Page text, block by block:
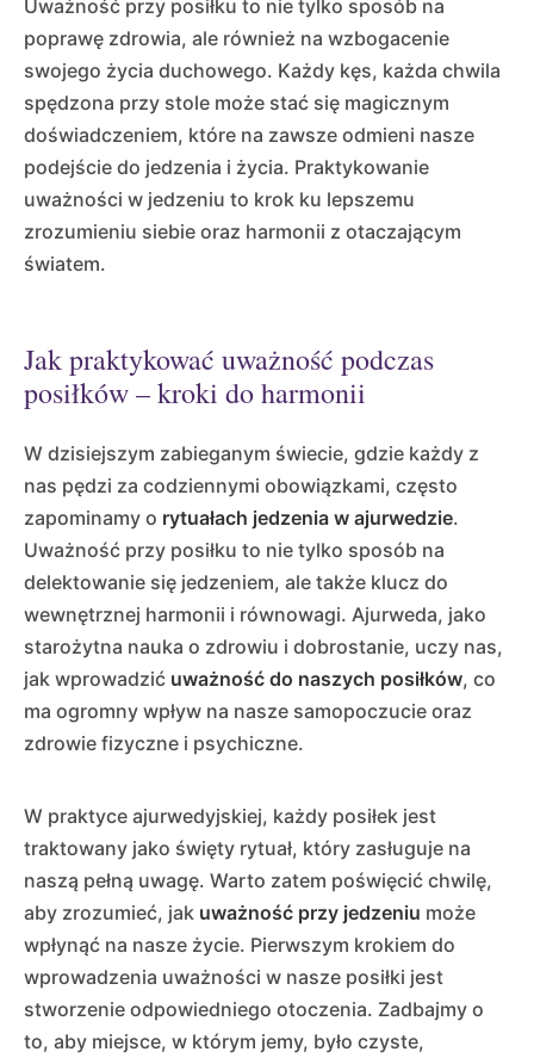
Uważność przy posiłku to nie tylko sposób na
poprawę zdrowia, ale również na wzbogacenie
swojego życia duchowego. Każdy kęs, każda chwila
spędzona przy stole może stać się magicznym
doświadczeniem, które na zawsze odmieni nasze
podejście do jedzenia i życia. Praktykowanie
uważności w jedzeniu to krok ku lepszemu
zrozumieniu siebie oraz harmonii z otaczającym
światem.
Jak praktykować uważność podczas
posiłków – kroki do harmonii
W dzisiejszym zabieganym świecie, gdzie każdy z
nas pędzi za codziennymi obowiązkami, często
zapominamy o rytuałach jedzenia w ajurwedzie.
Uważność przy posiłku to nie tylko sposób na
delektowanie się jedzeniem, ale także klucz do
wewnętrznej harmonii i równowagi. Ajurweda, jako
starożytna nauka o zdrowiu i dobrostanie, uczy nas,
jak wprowadzić uważność do naszych posiłków, co
ma ogromny wpływ na nasze samopoczucie oraz
zdrowie fizyczne i psychiczne.
W praktyce ajurwedyjskiej, każdy posiłek jest
traktowany jako święty rytuał, który zasługuje na
naszą pełną uwagę. Warto zatem poświęcić chwilę,
aby zrozumieć, jak uważność przy jedzeniu może
wpłynąć na nasze życie. Pierwszym krokiem do
wprowadzenia uważności w nasze posiłki jest
stworzenie odpowiedniego otoczenia. Zadbajmy o
to, aby miejsce, w którym jemy, było czyste,